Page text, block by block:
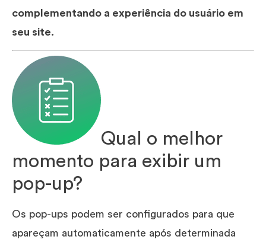
complementando a experiência do usuário em
seu site.
Qual o melhor
momento para exibir um
pop-up?
Os pop-ups podem ser configurados para que
apareçam automaticamente após determinada